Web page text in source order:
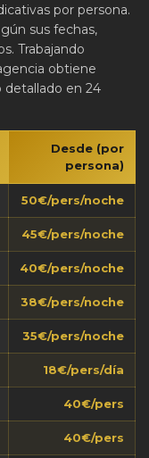
por persona.
sus fechas,
Trabajando
obtiene
en 24
Desde (por
persona)
50€/pers/noche
45€/pers/noche
40€/pers/noche
38€/pers/noche
35€/pers/noche
18€/pers/día
40€/pers
40€/pers